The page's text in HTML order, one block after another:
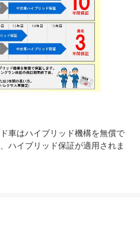
車はハイブリッド機構を無償で
ハイブリッド保証が適用されま